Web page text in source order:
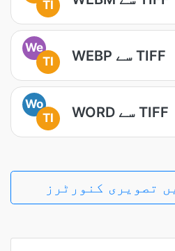
TI
We
TI
WEBP سے TIFF
Wo
TI
WORD سے TIFF